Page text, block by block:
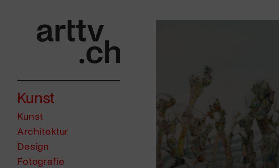
Kunst
Kunst
Architektur
Design
Fotografie